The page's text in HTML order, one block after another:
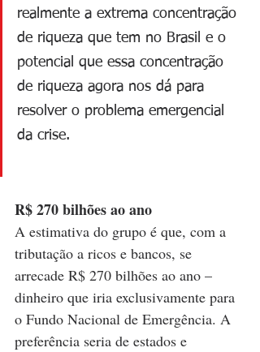
realmente a extrema concentração
de riqueza que tem no Brasil e o
potencial que essa concentração
de riqueza agora nos dá para
resolver o problema emergencial
da crise.
R$ 270 bilhões ao ano
A estimativa do grupo é que, com a
tributação a ricos e bancos, se
arrecade R$ 270 bilhões ao ano –
dinheiro que iria exclusivamente para
o Fundo Nacional de Emergência. A
preferência seria de estados e